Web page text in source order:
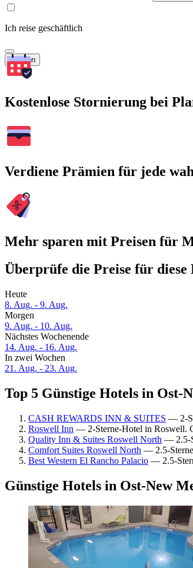
Ich reise geschäftlich
Suchen
Kostenlose Stornierung bei
Verdiene Prämien für jede
Mehr sparen mit Preisen für
Überprüfe die Preise für diese
Heute
8. Aug. - 9. Aug.
Morgen
9. Aug. - 10. Aug.
Nächstes Wochenende
14. Aug. - 16. Aug.
In zwei Wochen
21. Aug. - 23. Aug.
Top 5 Günstige Hotels in Ost-
CASH REWARDS INN & SUITES — 2-
Roswell Inn — 2-Sterne-Hotel in Roswell.
Quality Inn & Suites Roswell North — 2.5-
Comfort Suites Roswell North — 2.5-
Best Western El Rancho Palacio — 2.5-
Günstige Hotels in Ost-New